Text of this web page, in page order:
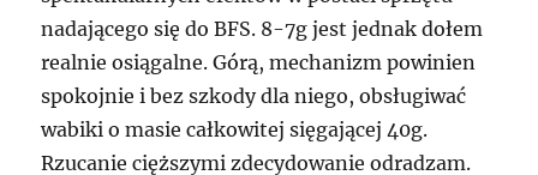
nadającego się do BFS. 8-7g jest jednak dołem
realnie osiągalne. Górą, mechanizm powinien
spokojnie i bez szkody dla niego, obsługiwać
wabiki o masie całkowitej sięgającej 40g.
Rzucanie cięższymi zdecydowanie odradzam.